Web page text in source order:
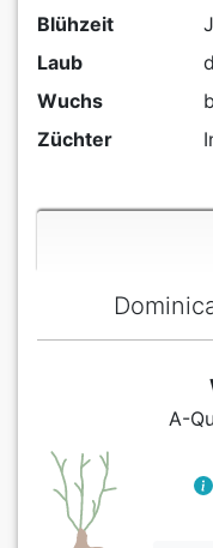
Blühzeit
Laub
Wuchs
Züchter
A-